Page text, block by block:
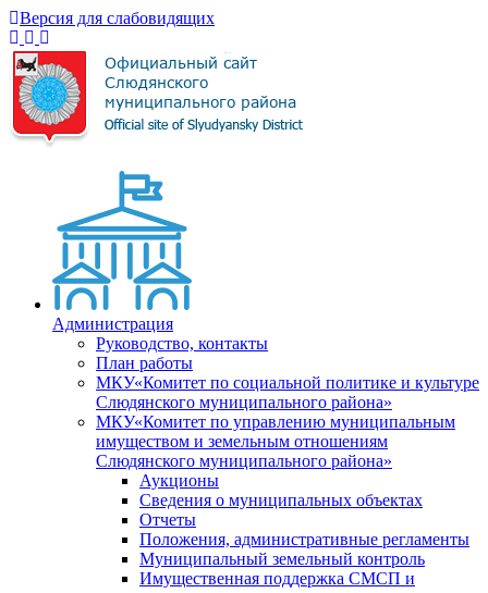
Версия для слабовидящих
Администрация
Руководство, контакты
План работы
МКУ«Комитет по социальной политике и культуре
Слюдянского муниципального района»
МКУ«Комитет по управлению муниципальным
имуществом и земельным отношениям
Слюдянского муниципального района»
Аукционы
Сведения о муниципальных объектах
Отчеты
Положения, административные регламенты
Муниципальный земельный контроль
Имущественная поддержка СМСП и